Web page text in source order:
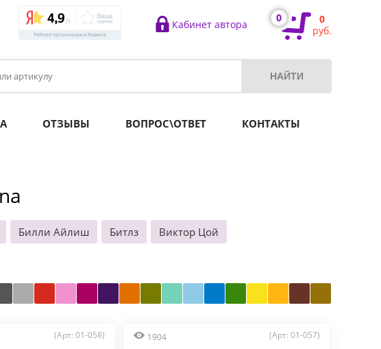
Кабинет автора
0
0
руб.
ОТЗЫВЫ ВОПРОС\ОТВЕТ КОНТАКТЫ
Билли Айлиш Битлз
Виктор Цой
(Арт: 01-058) 1904 (Арт: 01-057)